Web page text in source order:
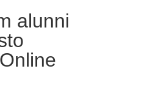
alunni